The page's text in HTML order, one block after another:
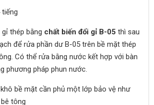
tiếng
thép bằng chất biến đổi gỉ B-05 thì sau
để rửa phần dư B-05 trên bề mặt thép
Có thể rửa bằng nước kết hợp với bàn
phương pháp phun nước.
bề mặt cần phủ một lớp bảo vệ như
tông